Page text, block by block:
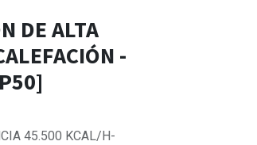
DE ALTA
-
45.500 KCAL/H-